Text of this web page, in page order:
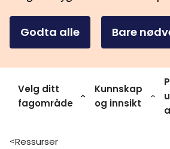
Godta alle Bare
Velg ditt
fagområde
Kunnskap
og innsikt
>Ressurser